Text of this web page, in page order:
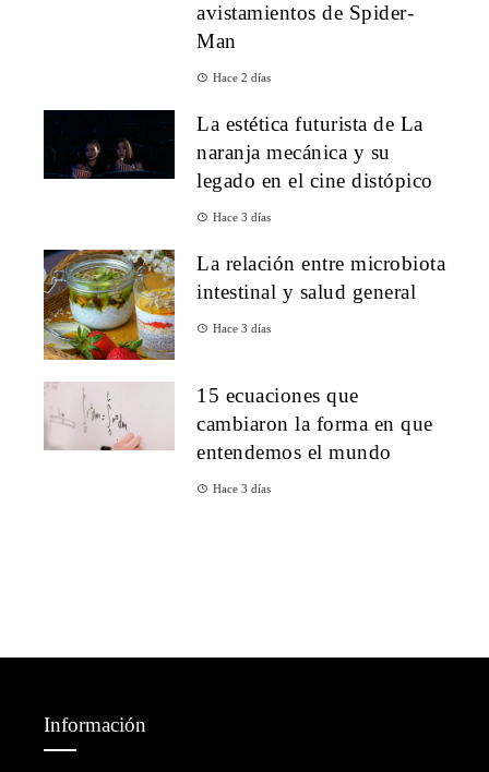
avistamientos de Spider-
Man
Hace 2 días
La estética futurista de La
naranja mecánica y su
legado en el cine distópico
Hace 3 días
La relación entre microbiota
intestinal y salud general
Hace 3 días
15 ecuaciones que
cambiaron la forma en que
entendemos el mundo
Hace 3 días
Información